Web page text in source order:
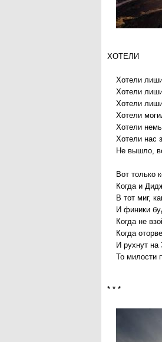
ХОТЕЛИ
Хотели
Хотели
Хотели
Хотели
Хотели
Хотели нас
Не вышло,
Вот только
Когда и
В тот миг,
И финики
Когда не
Когда
И рухнут
То милости
* * *